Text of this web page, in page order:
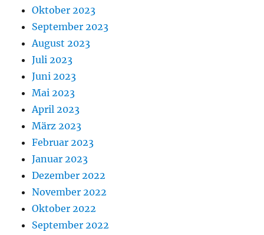
Oktober 2023
September 2023
August 2023
Juli 2023
Juni 2023
Mai 2023
April 2023
März 2023
Februar 2023
Januar 2023
Dezember 2022
November 2022
Oktober 2022
September 2022